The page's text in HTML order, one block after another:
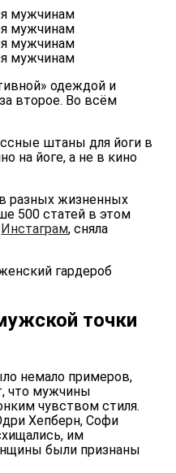
одеждой и
второе. Во всём
штаны для йоги в
на йоге, а не в кино
разных жизненных
500 статей в этом
Инстаграм, сняла
гардероб
точки
немало примеров,
что мужчины
чувством стиля.
Хепберн, Софи
им
были признаны